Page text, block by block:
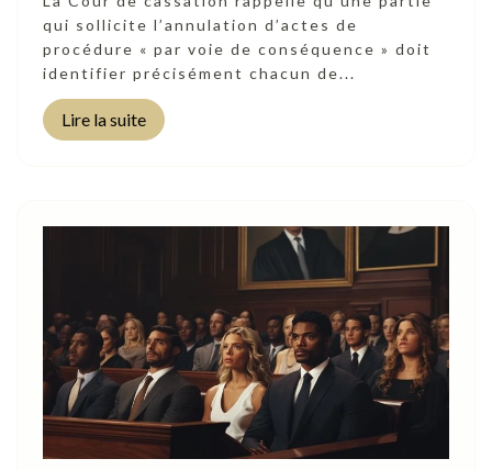
qui sollicite l’annulation d’actes de
procédure « par voie de conséquence » doit
identifier précisément chacun de...
Lire la suite